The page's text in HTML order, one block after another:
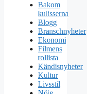
Bakom
kulisserna
Blogg
Branschnyheter
Ekonomi
Filmens
rollista
Kändisnyheter
Kultur
Livsstil